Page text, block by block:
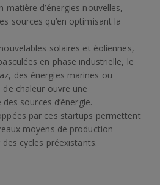
matière d’énergies nouvelles,
sources qu’en optimisant la
solaires et éoliennes,
en phase industrielle, le
des énergies marines ou
chaleur ouvre une
sources d’énergie.
par ces startups permettent
moyens de production
des cycles préexistants.